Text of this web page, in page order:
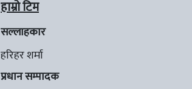
हाम्रो टिम
सल्लाहकार
हरिहर शर्मा
प्रधान सम्पादक